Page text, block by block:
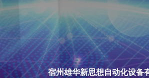
复卷机高速高精